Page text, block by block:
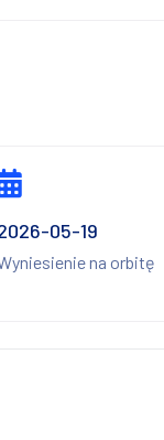
05-19
na orbitę